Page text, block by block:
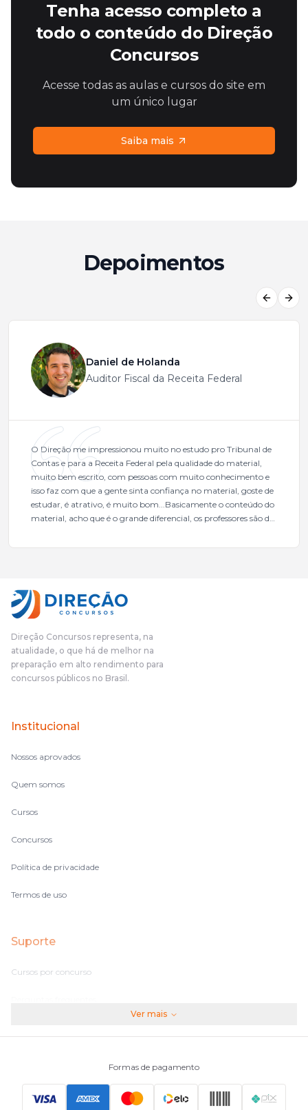
Tenha acesso completo a
todo o conteúdo do Direção
Concursos
Acesse todas as aulas e cursos do site em
um único lugar
Saiba mais
Depoimentos
Daniel de Holanda
Auditor Fiscal da Receita Federal
O Direção me impressionou muito no estudo pro Tribunal de
Contas e para a Receita Federal pela qualidade do material,
muito bem escrito, com pessoas com muito conhecimento e
isso faz com que a gente sinta confiança no material, goste de
estudar, é atrativo, é muito bom...Basicamente o conteúdo do
material, acho que é o grande diferencial, os professores são de
mais excelentes cargos da administração pública.Eu sempre
fundamental na minha derrota no ano passado para que eu
pudesse enxergar o que eu errei e corrigir minha rota.E além
das aulas vocês(Direção Concursos), que fizeram um
o aluno, além de ter que estudar, ele tem que perder tempo
fazendo um cronograma, num pós- edital é muito
complicado, é uma avalanche de informação, então vocês
terem feito isso é muito bacana, porque quando eu me sentia
no volume de matérias.
Direção Concursos representa, na
atualidade, o que há de melhor na
preparação em alto rendimento para
concursos públicos no Brasil.
Institucional
Nossos aprovados
Quem somos
Cursos
Concursos
Política de privacidade
Termos de uso
Suporte
Cursos por concurso
Principais Concursos
Ver mais
Formas de pagamento